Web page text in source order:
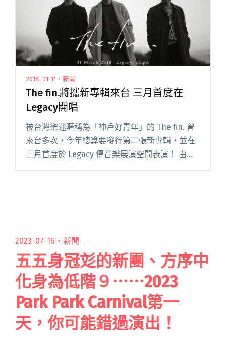
獨立音樂系列影片"
2018-01-11・新聞
The fin.將攜新專輯來台 三月首度在
Legacy開唱
被台灣樂迷暱稱為「神戶好青年」的 The fin. 曾
來台多次，今年總算要發行第二張新專輯，並在
三月首度於 Legacy 傳音樂展演空間表演！ 由從
小一塊長大的好朋友組成，The fin. 最早的情誼
2023-07-16・ 新聞
五五身冠彣的新團、方序中
化身為低階９⋯⋯2023
Park Park Carnival第一
天，你可能錯過演出！